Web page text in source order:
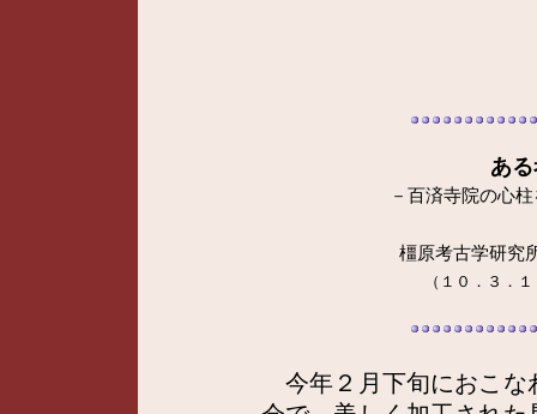
あ
－百済寺院の心
橿原考古学研
（１０．３．
今年２月下旬におこな